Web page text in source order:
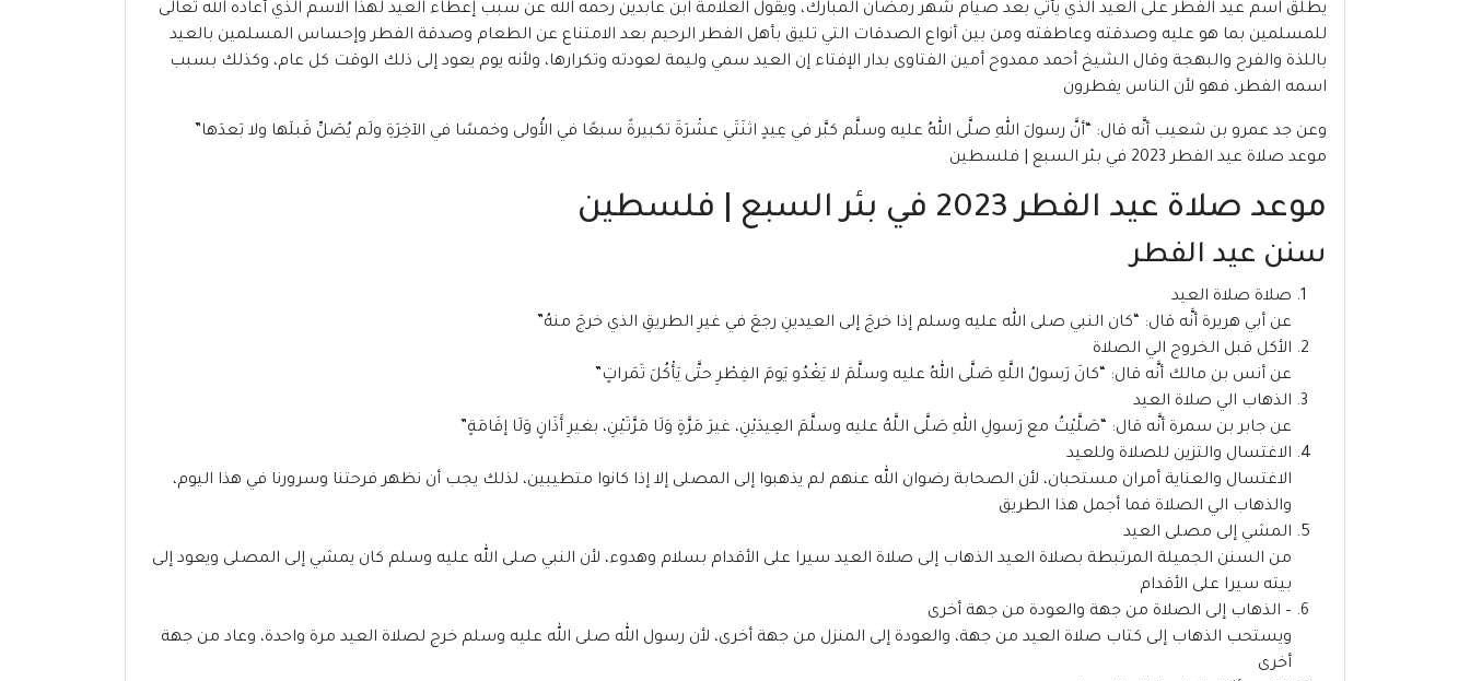
يطلق اسم عيد الفطر على العيد الذي يأتي بعد صيام شهر رمضان المبارك، ويقول العلامة ابن عابدين رحمه الله عن سبب إعطاء العيد لهذا الاسم الذي أعاده الله تعالى
للمسلمين بما هو عليه وصدقته وعاطفته ومن بين أنواع الصدقات التي تليق بأهل الفطر الرحيم بعد الامتناع عن الطعام وصدقة الفطر وإحساس المسلمين بالعيد
باللذة والفرح والبهجة وقال الشيخ أحمد ممدوح أمين الفتاوى بدار الإفتاء إن العيد سمي وليمة لعودته وتكرارها، ولأنه يوم يعود إلى ذلك الوقت كل عام، وكذلك بسبب
اسمه الفطر، فهو لأن الناس يفطرون
وعن جد عمرو بن شعيب أنَّه قال: “أنَّ رسولَ اللهِ صلَّى اللهُ عليه وسلَّم كبَّر في عِيدٍ اثنَتَي عشْرَةَ تكبيرةً سبعًا في الأُولى وخمسًا في الآخِرَةِ ولَم يُصَلِّ قَبلَها ولا بَعدَها”
موعد صلاة عيد الفطر 2023 في بئر السبع | فلسطين
موعد صلاة عيد الفطر 2023 في بئر السبع | فلسطين
سنن عيد الفطر
صلاة صلاة العيد
عن أبي هريرة أنَّه قال: “كان النبي صلى الله عليه وسلم إذا خرجَ إلى العيدينِ رجعَ في غيرِ الطريقِ الذي خرجَ منهُ”
الأكل قبل الخروج الي الصلاة
عن أنس بن مالك أنَّه قال: “كانَ رَسولُ اللَّهِ صَلَّى اللهُ عليه وسلَّمَ لا يَغْدُو يَومَ الفِطْرِ حتَّى يَأْكُلَ تَمَراتٍ”
الذهاب الي صلاة العيد
عن جابر بن سمرة أنَّه قال: “صَلَّيْتُ مع رَسولِ اللهِ صَلَّى اللَّهُ عليه وسلَّمَ العِيدَيْنِ، غيرَ مَرَّةٍ وَلَا مَرَّتَيْنِ، بغيرِ أَذَانٍ وَلَا إقَامَةٍ”
الاغتسال والتزين للصلاة وللعيد
الاغتسال والعناية أمران مستحبان، لأن الصحابة رضوان الله عنهم لم يذهبوا إلى المصلى إلا إذا كانوا متطيبين، لذلك يجب أن نظهر فرحتنا وسرورنا في هذا اليوم،
والذهاب الي الصلاة فما أجمل هذا الطريق
المشي إلى مصلى العيد
من السنن الجميلة المرتبطة بصلاة العيد الذهاب إلى صلاة العيد سيرا على الأقدام بسلام وهدوء، لأن النبي صلى الله عليه وسلم كان يمشي إلى المصلى ويعود إلى
بيته سيرا على الأقدام
– الذهاب إلى الصلاة من جهة والعودة من جهة أخرى
ويستحب الذهاب إلى كتاب صلاة العيد من جهة، والعودة إلى المنزل من جهة أخرى، لأن رسول الله صلى الله عليه وسلم خرج لصلاة العيد مرة واحدة، وعاد من جهة
أخرى